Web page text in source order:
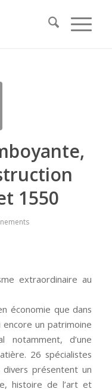
1550
extraordinaire au
économie que dans
encore un patrimoine
notamment, d’une
26 spécialistes
divers présentent un
histoire de l’art et